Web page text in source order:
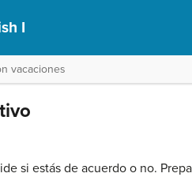
I
vacaciones
si estás de acuerdo o no.